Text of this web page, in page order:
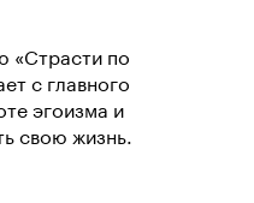
«Страсти по
с главного
эгоизма и
свою жизнь.